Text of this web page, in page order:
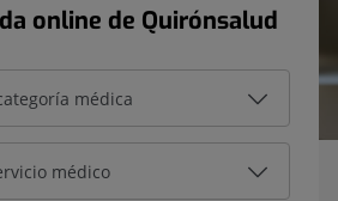
online de Quirónsalud